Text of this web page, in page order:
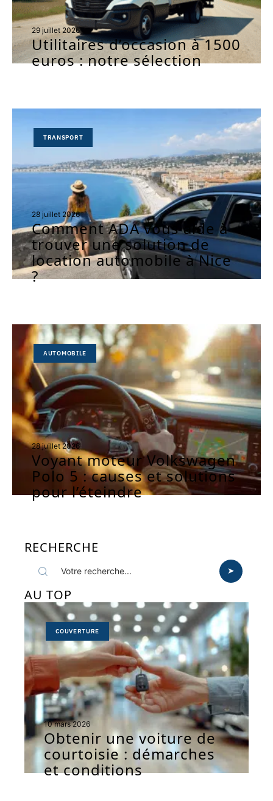
29 juillet 2026
Utilitaires d’occasion à 1500
euros : notre sélection
TRANSPORT
28 juillet 2026
Comment ADA vous aide à
trouver une solution de
location automobile à Nice
?
AUTOMOBILE
28 juillet 2026
Voyant moteur Volkswagen
Polo 5 : causes et solutions
pour l’éteindre
RECHERCHE
AU TOP
COUVERTURE
10 mars 2026
Obtenir une voiture de
courtoisie : démarches
et conditions